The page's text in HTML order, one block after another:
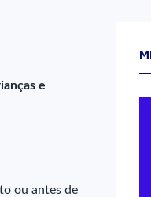
e
ou antes de